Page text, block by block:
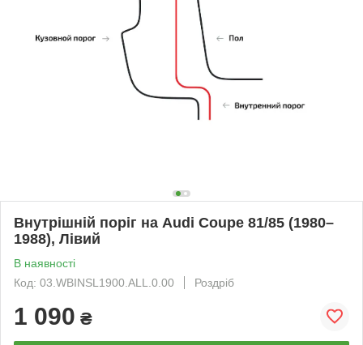
Внутрішній поріг на Audi Coupe 81/85 (1980–
1988), Лівий
В наявності
Код: 03.WBINSL1900.ALL.0.00
Роздріб
1 090 ₴